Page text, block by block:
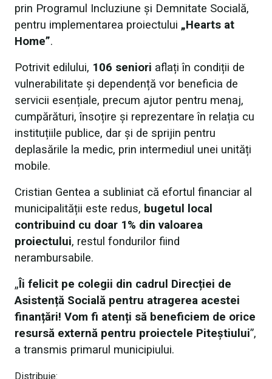
prin Programul Incluziune și Demnitate Socială,
pentru implementarea proiectului „Hearts at
Home”.
Potrivit edilului, 106 seniori aflați în condiții de
vulnerabilitate și dependență vor beneficia de
servicii esențiale, precum ajutor pentru menaj,
cumpărături, însoțire și reprezentare în relația cu
instituțiile publice, dar și de sprijin pentru
deplasările la medic, prin intermediul unei unități
mobile.
Cristian Gentea a subliniat că efortul financiar al
municipalității este redus, bugetul local
contribuind cu doar 1% din valoarea
proiectului, restul fondurilor fiind
nerambursabile.
„Îi felicit pe colegii din cadrul Direcției de
Asistență Socială pentru atragerea acestei
finanțări! Vom fi atenți să beneficiem de orice
resursă externă pentru proiectele Piteștiului”,
a transmis primarul municipiului.
Distribuie: